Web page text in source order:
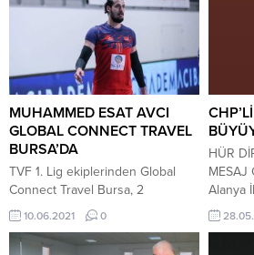
MUHAMMED ESAT AVCI
GLOBAL CONNECT TRAVEL
BURSA’DA
TVF 1. Lig ekiplerinden Global
Connect Travel Bursa, 2
sezondur Alanya Belediyespor
forması giyen Muhammed Esat
Avcı’yı renklerine bağladı. 1997
10.06.2021 0
HÜR
MESAJ
Alanya
Anıl